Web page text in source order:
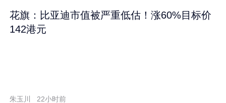
花旗：比亚迪市值被严重低估！涨60%目标价
142港元
朱玉川 22小时前